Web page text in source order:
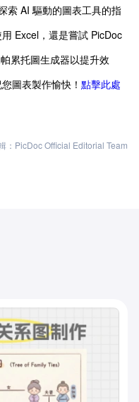
索 AI 驅動的圖表工具的指
Excel，還是嘗試 PicDoc
累托圖生成器以提升效
圖表製作愉快！ 點擊此處
：PicDoc Official Editorial Team